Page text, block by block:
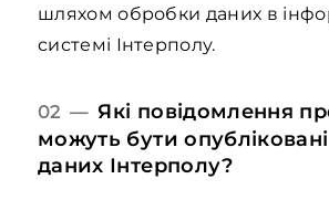
шляхом обробки даних в
системі Інтерполу.
02 — Які повідомлення
можуть бути
даних Інтерполу?